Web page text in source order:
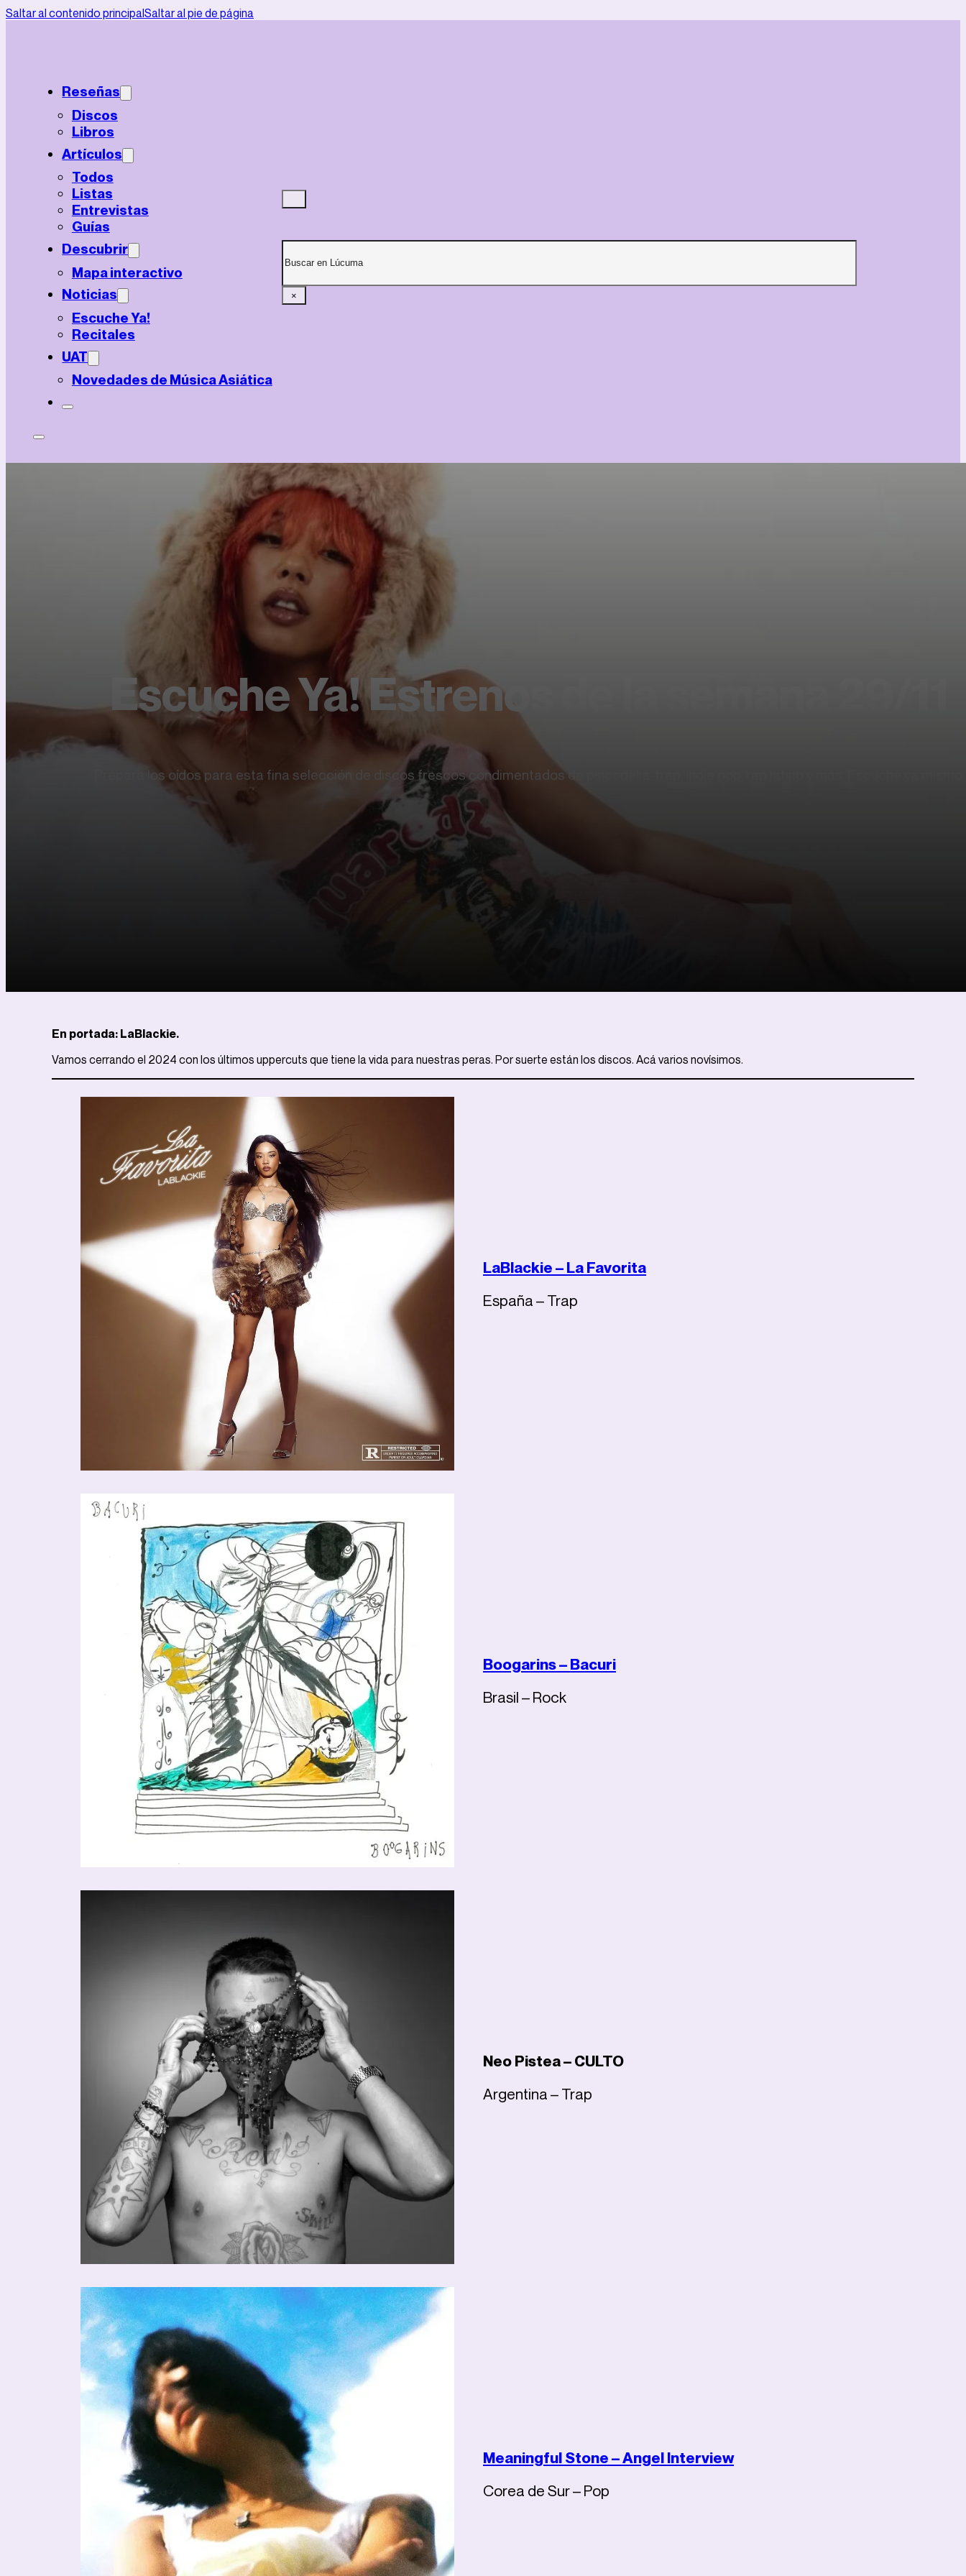
Saltar al contenido principalSaltar al pie de página
Reseñas
Discos
Libros
Artículos
Todos
Listas
Entrevistas
Guías
Descubrir
Mapa interactivo
Noticias
Escuche Ya!
Recitales
UAT
Novedades de Música Asiática
Buscar
×
Escuche Ya! Estrenos de la semana 29/11
Prepara los oídos para esta fina selección de discos frescos condimentados de psicodelia, trap, indie pop, rap latino y más. Escuche ya mismo.
En portada: LaBlackie.
Vamos cerrando el 2024 con los últimos uppercuts que tiene la vida para nuestras peras. Por suerte están los discos. Acá varios novísimos.
LaBlackie – La Favorita
España – Trap
Boogarins – Bacuri
Brasil – Rock
Neo Pistea – CULTO
Argentina – Trap
Meaningful Stone – Angel Interview
Corea de Sur – Pop